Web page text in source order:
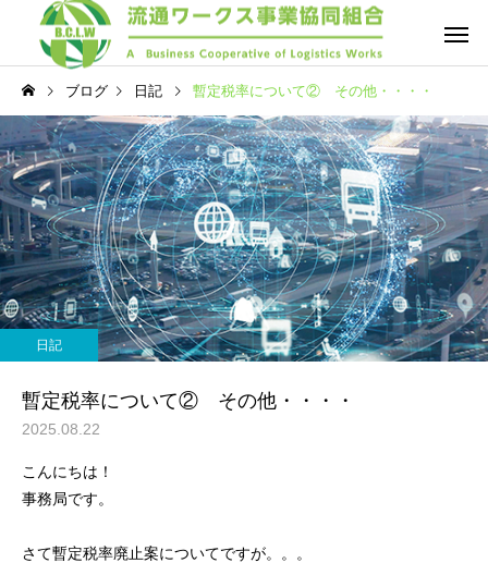
ブログ 日記 暫定税率について② その他・・・・
日記
暫定税率について② その他・・・・
2025.08.22
こんにちは！
事務局です。
さて暫定税率廃止案についてですが。。。